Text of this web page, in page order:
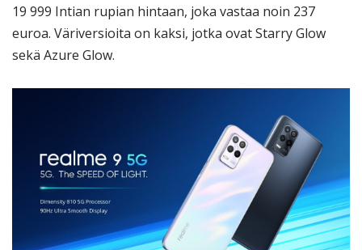
19 999 Intian rupian hintaan, joka vastaa noin 237
euroa. Väriversioita on kaksi, jotka ovat Starry Glow
sekä Azure Glow.